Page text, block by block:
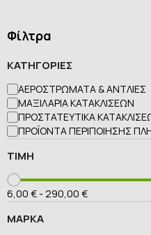
Φίλτρα
ΚΑΤΗΓΟΡΊΕΣ
ΑΕΡΟΣΤΡΏΜΑΤΑ & ΑΝΤΛΊΕΣ
ΜΑΞΙΛΆΡΙΑ ΚΑΤΑΚΛΊΣΕΩΝ
ΠΡΟΣΤΑΤΕΥΤΙΚΆ
ΠΡΟΪΌΝΤΑ ΠΕΡΙΠΟΊΗΣΗΣ
ΤΙΜΉ
6,00 €- 290,00 €
ΜΆΡΚΑ